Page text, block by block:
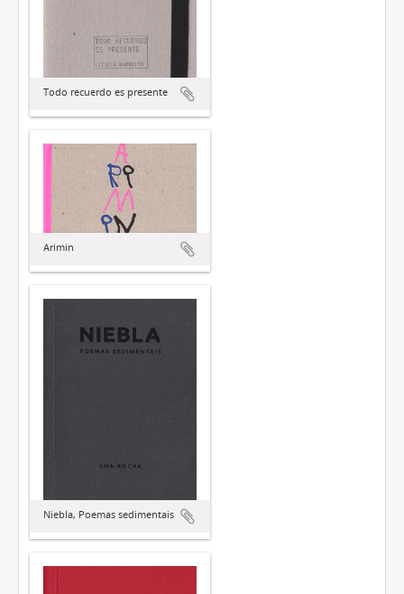
Todo recuerdo es presente
Arimin
Niebla, Poemas sedimentais